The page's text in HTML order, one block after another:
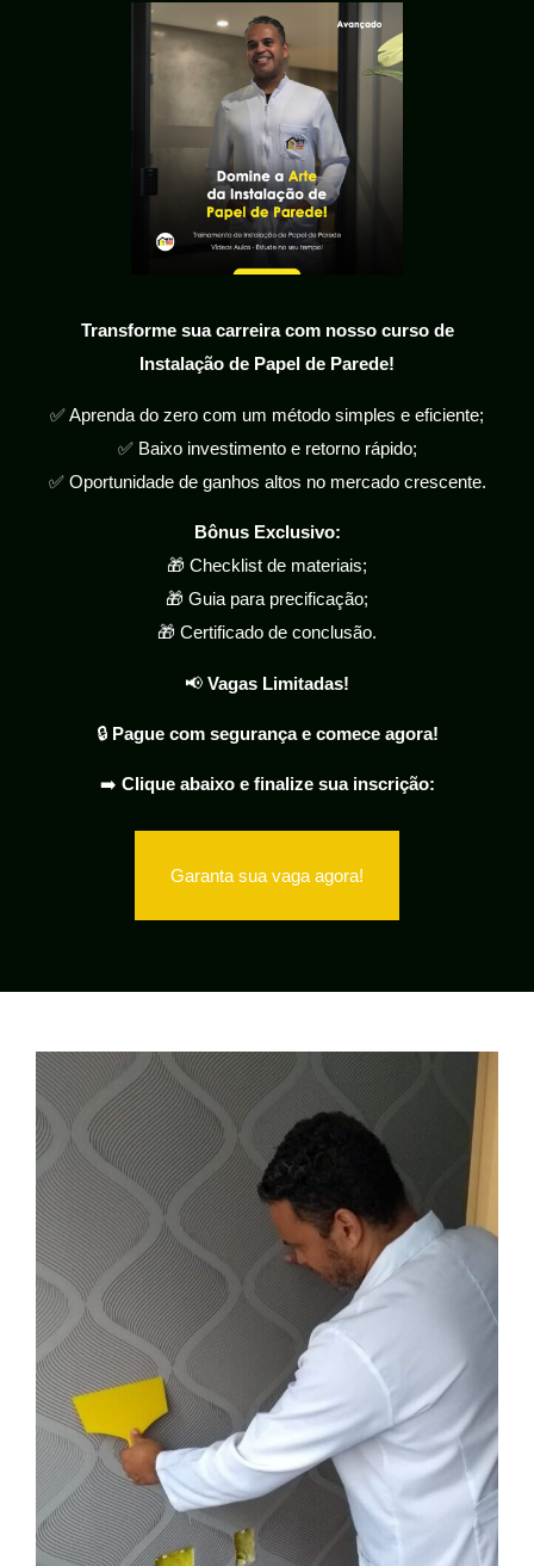
Transforme sua carreira com nosso curso de
Instalação de Papel de Parede!
✅ Aprenda do zero com um método simples e eficiente;
✅ Baixo investimento e retorno rápido;
✅ Oportunidade de ganhos altos no mercado crescente.
Bônus Exclusivo:
🎁 Checklist de materiais;
🎁 Guia para precificação;
🎁 Certificado de conclusão.
📢 Vagas Limitadas!
🔒 Pague com segurança e comece agora!
➡️ Clique abaixo e finalize sua inscrição:
Garanta sua vaga agora!